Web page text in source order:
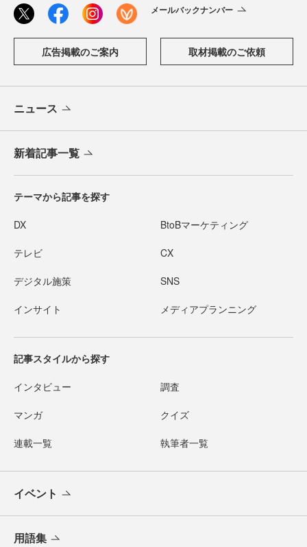
メールバックナンバー
広告掲載のご案内 取材掲載のご依頼
ニュース
新着記事一覧
テーマから記事を探す
DX BtoBマーケティング
テレビ CX
デジタル施策 SNS
インサイト メディアプランニング
記事スタイルから探す
インタビュー 調査
マンガ クイズ
連載一覧 執筆者一覧
イベント
用語集